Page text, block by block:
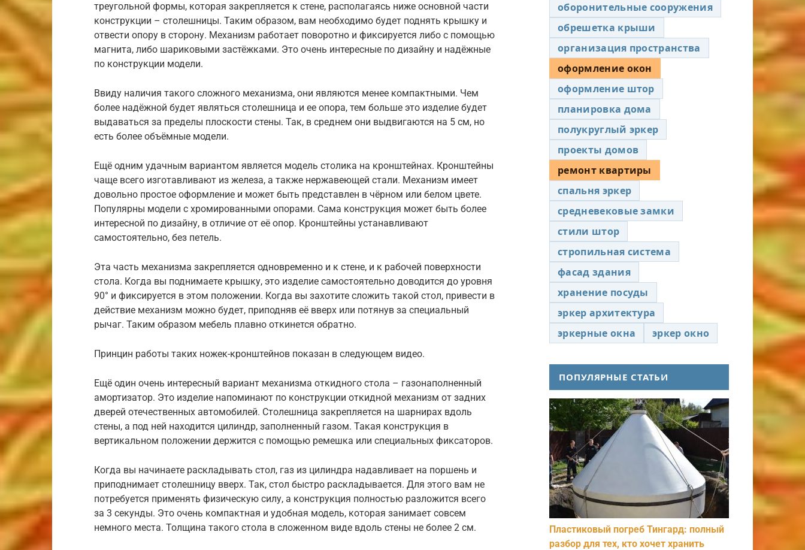
треугольной формы, которая закрепляется к стене, располагаясь ниже основной части
конструкции – столешницы. Таким образом, вам необходимо будет поднять крышку и
отвести опору в сторону. Механизм работает поворотно и фиксируется либо с помощью
магнита, либо шариковыми застёжками. Это очень интересные по дизайну и надёжные
по конструкции модели.
Ввиду наличия такого сложного механизма, они являются менее компактными. Чем
более надёжной будет являться столешница и ее опора, тем больше это изделие будет
выдаваться за пределы плоскости стены. Так, в среднем они выдвигаются на 5 см, но
есть более объёмные модели.
Ещё одним удачным вариантом является модель столика на кронштейнах. Кронштейны
чаще всего изготавливают из железа, а также нержавеющей стали. Механизм имеет
довольно простое оформление и может быть представлен в чёрном или белом цвете.
Популярны модели с хромированными опорами. Сама конструкция может быть более
интересной по дизайну, в отличие от её опор. Кронштейны устанавливают
самостоятельно, без петель.
Эта часть механизма закрепляется одновременно и к стене, и к рабочей поверхности
стола. Когда вы поднимаете крышку, это изделие самостоятельно доводится до уровня
90° и фиксируется в этом положении. Когда вы захотите сложить такой стол, привести в
действие механизм можно будет, приподняв её вверх или потянув за специальный
рычаг. Таким образом мебель плавно откинется обратно.
Принцин работы таких ножек-кронштейнов показан в следующем видео.
Ещё один очень интересный вариант механизма откидного стола – газонаполненный
амортизатор. Это изделие напоминают по конструкции откидной механизм от задних
дверей отечественных автомобилей. Столешница закрепляется на шарнирах вдоль
стены, а под ней находится цилиндр, заполненный газом. Такая конструкция в
вертикальном положении держится с помощью ремешка или специальных фиксаторов.
Когда вы начинаете раскладывать стол, газ из цилиндра надавливает на поршень и
приподнимает столешницу вверх. Так, стол быстро раскладывается. Для этого вам не
потребуется применять физическую силу, а конструкция полностью разложится всего
за 3 секунды. Это очень компактная и удобная модель, которая занимает совсем
немного места. Толщина такого стола в сложенном виде вдоль стены не более 2 см.
оборонительные сооружения
обрешетка крыши
организация пространства
оформление окон
оформление штор
планировка дома
полукруглый эркер
проекты домов
ремонт квартиры
спальня эркер
средневековые замки
стили штор
стропильная система
фасад здания
хранение посуды
эркер архитектура
эркерные окна
эркер окно
ПОПУЛЯРНЫЕ СТАТЬИ
Пластиковый погреб Тингард: полный
разбор для тех, кто хочет хранить